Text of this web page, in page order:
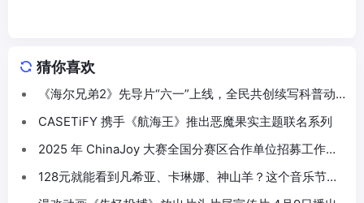
猜你喜欢
《海尔兄弟2》先导片“六一”上线，全民共创续写科普动
CASETiFY 携手《航海王》推出恶魔果实主题联名系列
2025 年 ChinaJoy 大赛全国分赛区合作单位招募工作正
128元就能看到凡希亚、卡琳娜、神山羊？这个音乐节疯